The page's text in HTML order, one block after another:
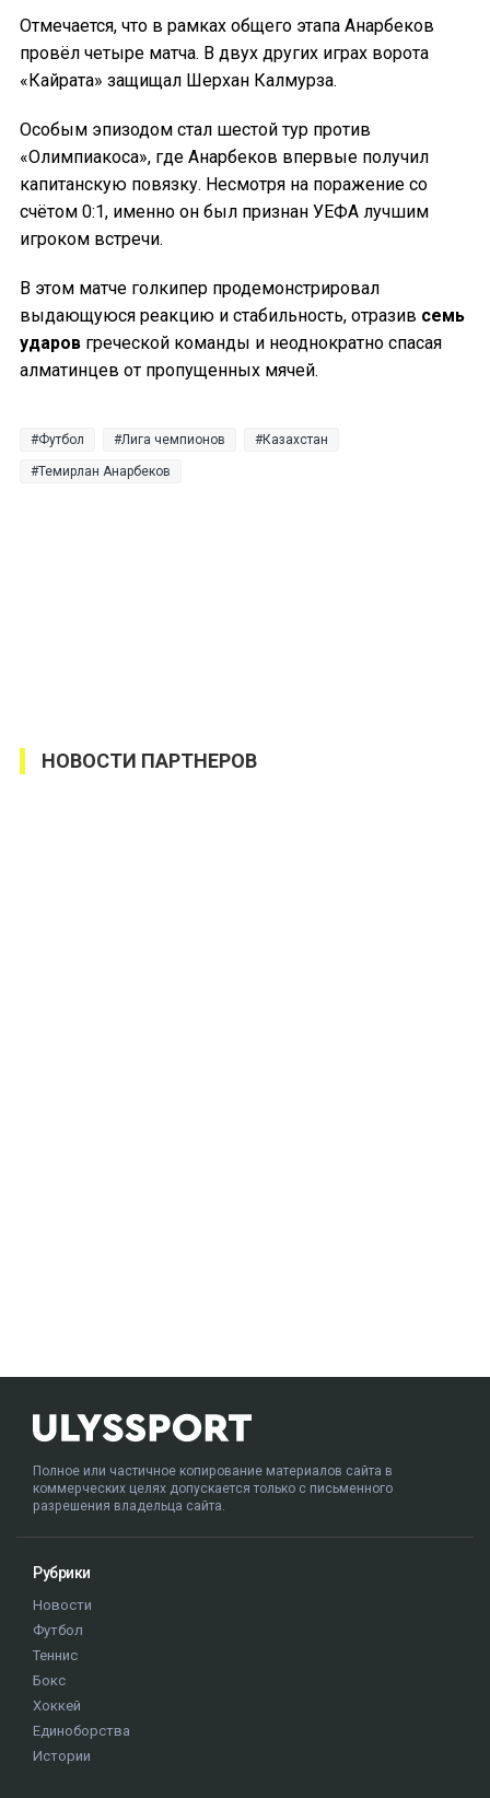
Отмечается, что в рамках общего этапа Анарбеков
провёл четыре матча. В двух других играх ворота
«Кайрата» защищал Шерхан Калмурза.
Особым эпизодом стал шестой тур против
«Олимпиакоса», где Анарбеков впервые получил
капитанскую повязку. Несмотря на поражение со
счётом 0:1, именно он был признан УЕФА лучшим
игроком встречи.
В этом матче голкипер продемонстрировал
выдающуюся реакцию и стабильность, отразив семь
ударов греческой команды и неоднократно спасая
алматинцев от пропущенных мячей.
Футбол Лига чемпионов Казахстан
Темирлан Анарбеков
НОВОСТИ ПАРТНЕРОВ
Полное или частичное копирование материалов сайта в
коммерческих целях допускается только с письменного
разрешения владельца сайта.
Рубрики
Новости
Футбол
Теннис
Бокс
Хоккей
Единоборства
Истории